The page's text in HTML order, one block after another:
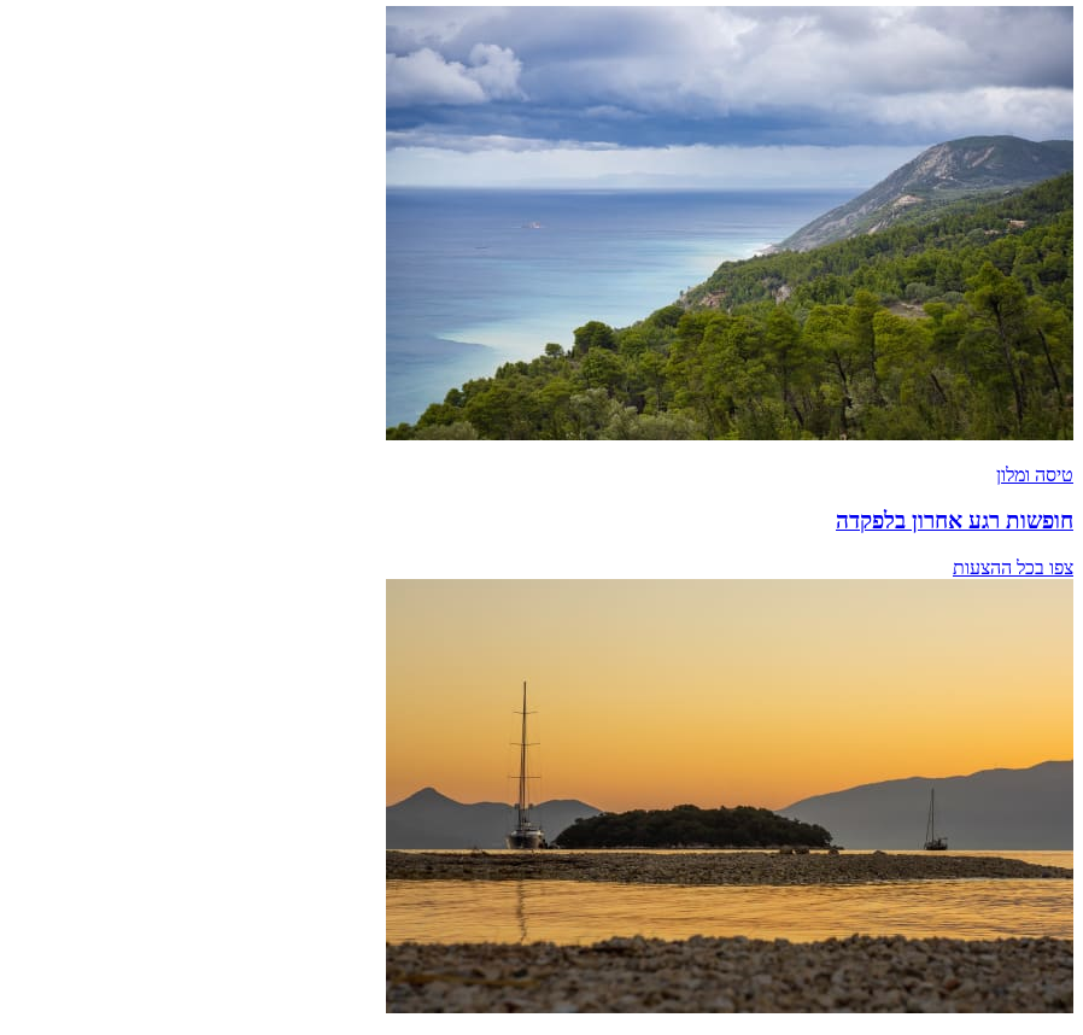
טיסה ומלון
חופשות רגע אחרון בלפקדה
צפו בכל ההצעות